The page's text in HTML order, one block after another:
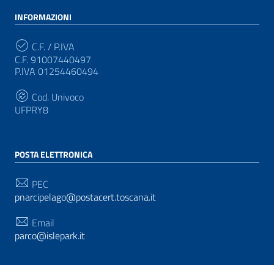
INFORMAZIONI
C.F. / P.IVA
C.F. 91007440497
P.IVA 01254460494
Cod. Univoco
UFPRY8
POSTA ELETTRONICA
PEC
pnarcipelago@postacert.toscana.it
Email
parco@islepark.it